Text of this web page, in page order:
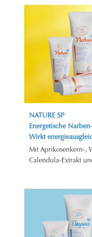
NATURE SP
Energetische
Wirkt
Mit Aprikosenkern-,
Calendula-Extrakt